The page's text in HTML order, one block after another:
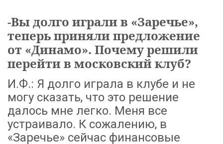
-Вы долго играли в «Заречье»,
теперь приняли предложение
от «Динамо». Почему решили
перейти в московский клуб?
И.Ф.: Я долго играла в клубе и не
могу сказать, что это решение
далось мне легко. Меня все
устраивало. К сожалению, в
«Заречье» сейчас финансовые